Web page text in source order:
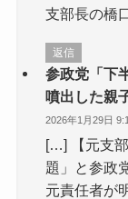
支部長の橋
返信
参政党「下
噴出した親
2026年1月29日
[…] 【元支
題」と参政
元責任者が